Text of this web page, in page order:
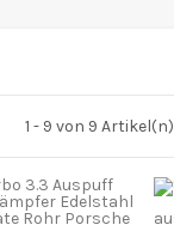
1 - 9 von 9 Artikel(n)